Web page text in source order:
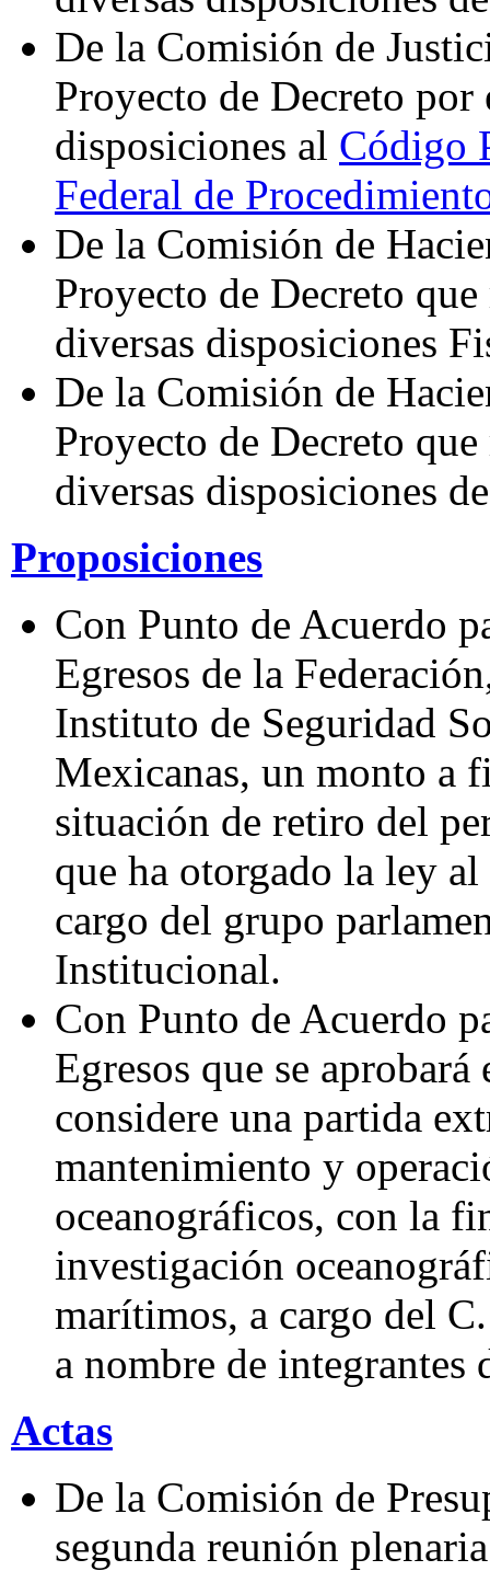
De la Comisión de
Proyecto de Decreto por
disposiciones al Código
Federal de
De la Comisión de
Proyecto de Decreto
diversas disposiciones
De la Comisión de
Proyecto de Decreto
diversas disposiciones
Proposiciones
Con Punto de Acuerdo
Egresos de la
Instituto de Seguridad
Mexicanas, un monto a
situación de retiro del
que ha otorgado la ley
cargo del grupo
Institucional.
Con Punto de Acuerdo
Egresos que se
considere una partida
mantenimiento y
oceanográficos, con la
investigación
marítimos, a cargo del
a nombre de
Actas
De la Comisión de
segunda reunión